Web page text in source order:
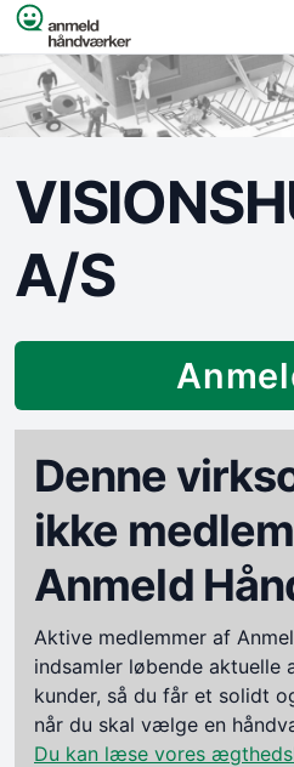
Spring til indhold
A/S
Denne
ikke
Anmeld
Aktive medlemmer af
indsamler løbende aktuelle
kunder, så du får et solidt
når du skal vælge en
Du kan læse vores